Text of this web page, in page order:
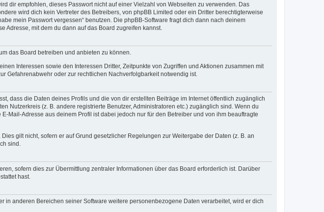
dir empfohlen, dieses Passwort nicht auf einer Vielzahl von Webseiten zu verwenden. Das
wird dich kein Vertreter des Betreibers, von phpBB Limited oder ein Dritter berechtigterweise
mein Passwort vergessen“ benutzen. Die phpBB-Software fragt dich dann nach deinem
mit dem du dann auf das Board zugreifen kannst.
das Board betreiben und anbieten zu können.
Interessen sowie den Interessen Dritter, Zeitpunkte von Zugriffen und Aktionen zusammen mit
Gefahrenabwehr oder zur rechtlichen Nachverfolgbarkeit notwendig ist.
dass die Daten deines Profils und die von dir erstellten Beiträge im Internet öffentlich zugänglich
Nutzerkreis (z. B. andere registrierte Benutzer, Administratoren etc.) zugänglich sind. Wenn du
Mail-Adresse aus deinem Profil ist dabei jedoch nur für den Betreiber und von ihm beauftragte
gilt nicht, sofern er auf Grund gesetzlicher Regelungen zur Weitergabe der Daten (z. B. an
sind.
sofern dies zur Übermittlung zentraler Informationen über das Board erforderlich ist. Darüber
hast.
anderen Bereichen seiner Software weitere personenbezogene Daten verarbeitet, wird er dich